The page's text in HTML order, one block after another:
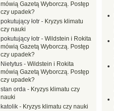
mówią Gazetą Wyborczą. Postęp
czy upadek?
pokutujący łotr - Kryzys klimatu
czy nauki
pokutujący łotr - Wildstein i Rokita
mówią Gazetą Wyborczą. Postęp
czy upadek?
Nietytus - Wildstein i Rokita
mówią Gazetą Wyborczą. Postęp
czy upadek?
stan orda - Kryzys klimatu czy
nauki
katolik - Kryzys klimatu czy nauki